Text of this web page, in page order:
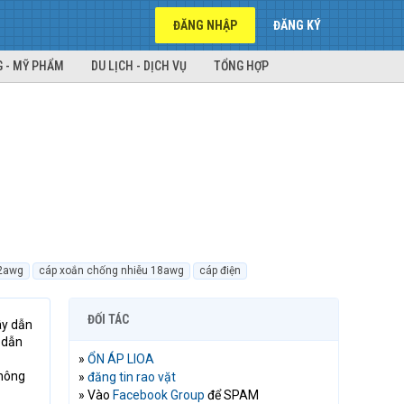
ĐĂNG NHẬP ĐĂNG KÝ
- MỸ PHẨM DU LỊCH - DỊCH VỤ TỔNG HỢP
cáp xoắn chống nhiễu 18awg cáp điện
dẫn
ĐỐI TÁC
» ỔN ÁP LIOA
» đăng tin rao vặt
» Vào Facebook Group để SPAM